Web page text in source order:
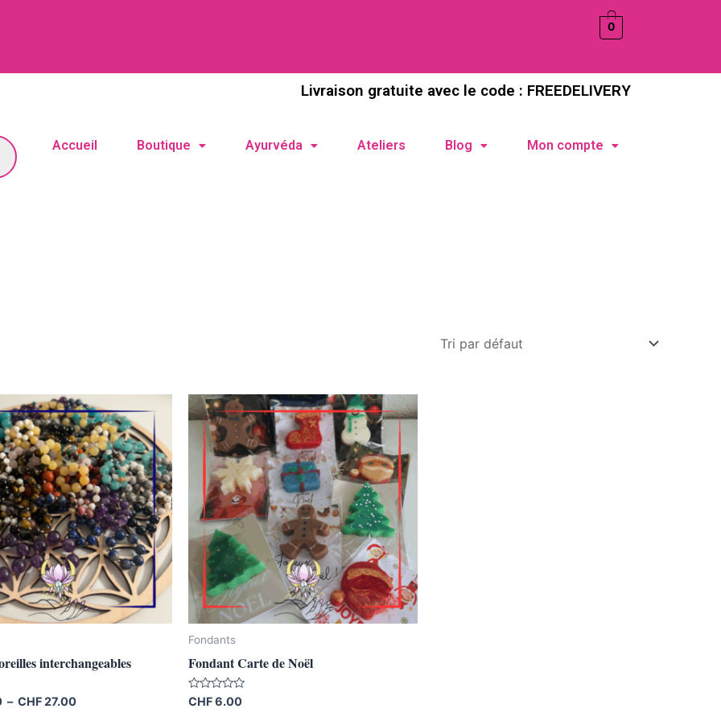
0
Livraison gratuite avec le code : FREEDELIVERY
Accueil Boutique Ayurvéda Ateliers Blog Mon compte
interchangeables
– CHF27.00
Plage
de
prix :
CHF 10.00
à
CHF 27.00
Fondants
Fondant Carte de Noël
Note
0
CHF6.00